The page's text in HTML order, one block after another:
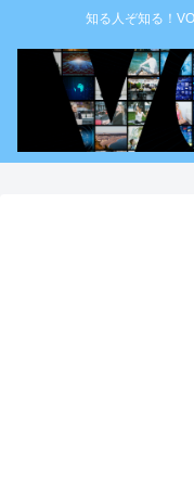
知る人ぞ知る！